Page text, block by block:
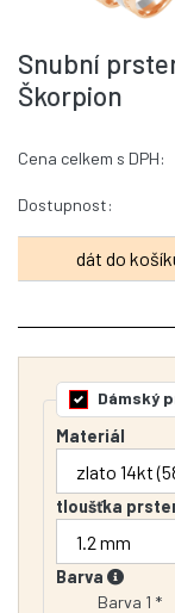
Snubní
Škorpion
Cena celkem s DPH:
Dostupnost:
Dámský
Materiál
tloušťka
Barva
Barva 1 *